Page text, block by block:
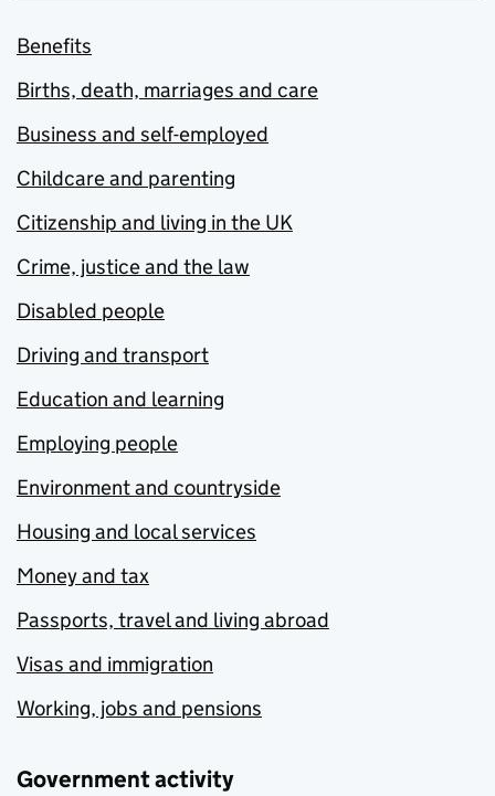
Benefits
Births, death, marriages and care
Business and self-employed
Childcare and parenting
Citizenship and living in the UK
Crime, justice and the law
Disabled people
Driving and transport
Education and learning
Employing people
Environment and countryside
Housing and local services
Money and tax
Passports, travel and living abroad
Visas and immigration
Working, jobs and pensions
Government activity